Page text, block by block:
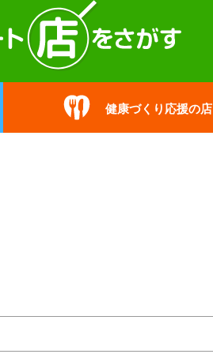
健康づくり応援の店